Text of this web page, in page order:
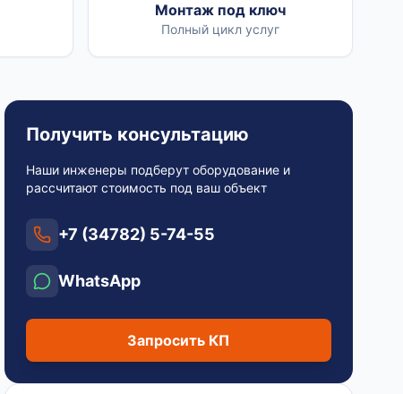
Монтаж под ключ
Полный цикл услуг
Получить консультацию
Наши инженеры подберут оборудование и
рассчитают стоимость под ваш объект
+7 (34782) 5-74-55
WhatsApp
Запросить КП